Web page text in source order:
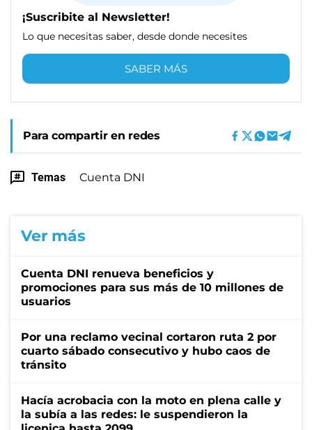
¡Suscribite al Newsletter!
Lo que necesitas saber, desde donde necesites
SABER MÁS
Para compartir en redes
Temas Cuenta DNI
Ver más
Cuenta DNI renueva beneficios y
promociones para sus más de 10 millones de
usuarios
Por una reclamo vecinal cortaron ruta 2 por
cuarto sábado consecutivo y hubo caos de
tránsito
Hacía acrobacia con la moto en plena calle y
la subía a las redes: le suspendieron la